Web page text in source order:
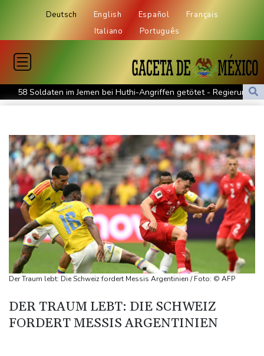
Deutsch English Español
Français
Italiano
Português
58 Soldaten im Jemen bei Huthi-Angriffen getötet - Regierung
kündigt Vergeltung an
Jemen: 38 Soldaten bei Huthi-Angriffen getötet - Regierung
kündigt Vergeltung an
Mindestens zwei Tote bei Bombenexplosion in Kleinbus nahe
Damaskus
Real Madrid verlängert mit Vinicius Jr. bis 2032
Schwimm-EM: Eikermann und Rösler gewinnen Silber und Bronze
Syrische Staatsmedien: Bombe in Kleinbus nahe Damaskus
explodiert
Bundesanwaltschaft übernimmt Ermittlungen zu Sprengstoff-
42,2 Grad: Allzeit-Hitzerekord in der Slowakei nach nur einem
Tag gebrochen
Der Traum lebt: Die Schweiz fordert Messis Argentinien / Foto: © AFP
DER TRAUM LEBT: DIE SCHWEIZ
FORDERT MESSIS ARGENTINIEN